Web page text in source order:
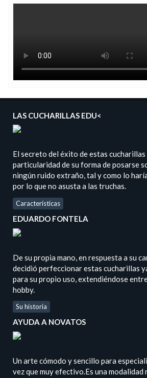
LAS CUCHARILLAS EDU<
El secreto del éxito de estas cucharillas
particularidad de su forma de posarse
ningún ruido extraño, tal y como lo
por lo que no asusta a las truchas.
Características
EDUARDO FONTELA
De su propia mano, en respuesta a su
decidió perfeccionar estas cucharillas
para su propio uso, extendiéndose
hobby.
Su historia
AYUDA A NOVATOS
Un arte cómodo y sencillo para
vez que muy efectivo.Es una modalidad